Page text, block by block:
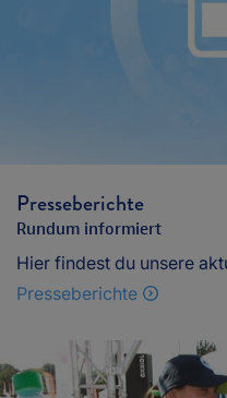
Presseberichte
Rundum informiert
Hier findest du unsere
Presseberichte